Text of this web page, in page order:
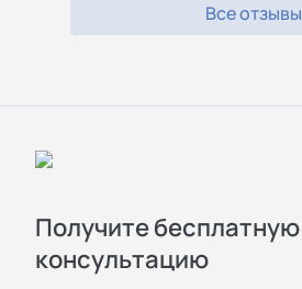
Все отзывы
Получите бесплатную
консультацию